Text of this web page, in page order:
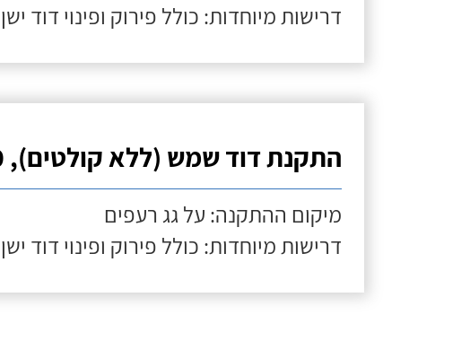
דרישות מיוחדות: כולל פירוק ופינוי דוד ישן
התקנת דוד שמש (ללא קולטים), 80 ליטר
מיקום ההתקנה: על גג רעפים
דרישות מיוחדות: כולל פירוק ופינוי דוד ישן